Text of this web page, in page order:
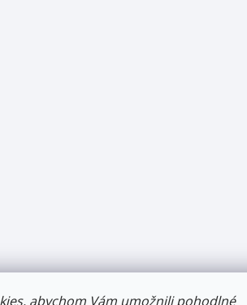
abychom Vám umožnili pohodlné